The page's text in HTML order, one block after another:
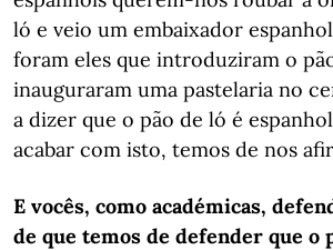
ló e veio um embaixador
foram eles que introduziram o
inauguraram uma pastelaria no
a dizer que o pão de ló é
acabar com isto, temos de nos
E vocês, como académicas,
de que temos de defender que o